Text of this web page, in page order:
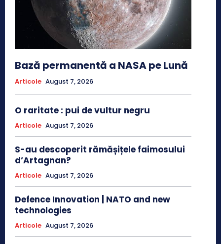
Bază permanentă a NASA pe Lună
Articole August 7, 2026
O raritate : pui de vultur negru
Articole August 7, 2026
S-au descoperit rămășițele faimosului
d’Artagnan?
Articole August 7, 2026
Defence Innovation | NATO and new
technologies
Articole August 7, 2026